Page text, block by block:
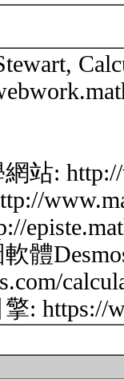
站: http://
體
: https://